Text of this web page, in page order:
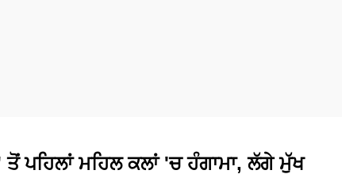
ਤੋਂ ਪਹਿਲਾਂ ਮਹਿਲ ਕਲਾਂ 'ਚ ਹੰਗਾਮਾ, ਲੱਗੇ ਮੁੱਖ